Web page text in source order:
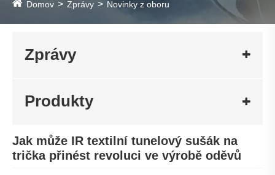
Domov Zprávy Novinky z oboru
Zprávy
Produkty
Jak může IR textilní tunelový sušák na
trička přinést revoluci ve výrobě oděvů